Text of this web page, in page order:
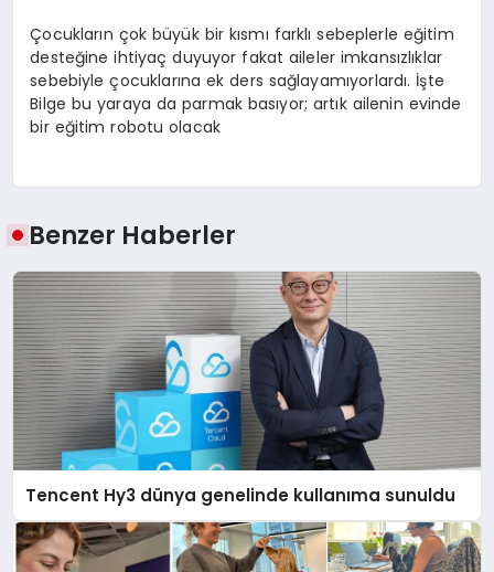
Çocukların çok büyük bir kısmı farklı sebeplerle eğitim
desteğine ihtiyaç duyuyor fakat aileler imkansızlıklar
sebebiyle çocuklarına ek ders sağlayamıyorlardı. İşte
Bilge bu yaraya da parmak basıyor; artık ailenin evinde
bir eğitim robotu olacak
Benzer Haberler
Tencent Hy3 dünya genelinde kullanıma sunuldu